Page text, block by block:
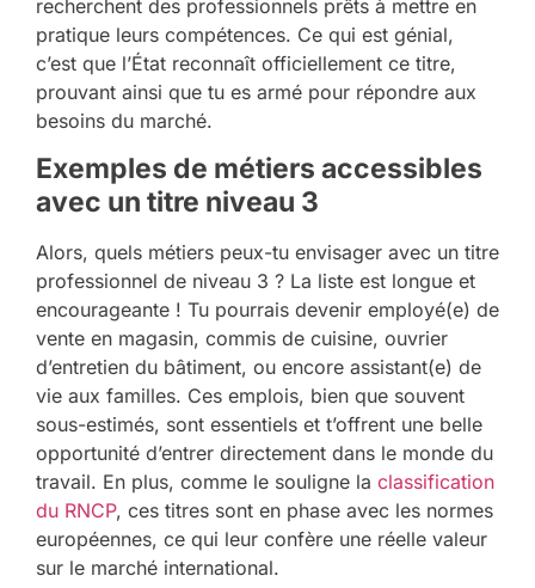
recherchent des professionnels prêts à mettre en
pratique leurs compétences. Ce qui est génial,
c’est que l’État reconnaît officiellement ce titre,
prouvant ainsi que tu es armé pour répondre aux
besoins du marché.
Exemples de métiers accessibles
avec un titre niveau 3
Alors, quels métiers peux-tu envisager avec un titre
professionnel de niveau 3 ? La liste est longue et
encourageante ! Tu pourrais devenir employé(e) de
vente en magasin, commis de cuisine, ouvrier
d’entretien du bâtiment, ou encore assistant(e) de
vie aux familles. Ces emplois, bien que souvent
sous-estimés, sont essentiels et t’offrent une belle
opportunité d’entrer directement dans le monde du
travail. En plus, comme le souligne la classification
du RNCP, ces titres sont en phase avec les normes
européennes, ce qui leur confère une réelle valeur
sur le marché international.